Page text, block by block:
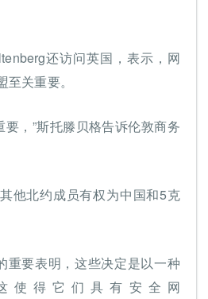
还访问英国，表示，网
关重要。
要，”斯托滕贝格告诉伦敦商务
他北约成员有权为中国和5克
重要表明，这些决定是以一种
使得它们具有安全网